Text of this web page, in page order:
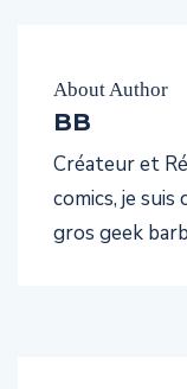
About Author
BB
Créateur et
comics, je
gros geek